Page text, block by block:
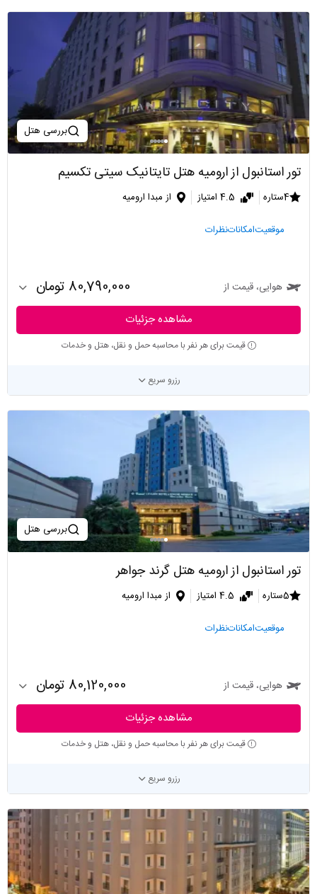
بررسی هتل
تور استانبول از ارومیه هتل تایتانیک سیتی تکسیم
4ستاره 4.5 امتیاز از مبدا ارومیه
موقعیتامکاناتنظرات
هوایی، قیمت از 80,790,000 تومان
مشاهده جزئیات
قیمت برای هر نفر با محاسبه حمل و نقل، هتل و خدمات
رزرو سریع
بررسی هتل
تور استانبول از ارومیه هتل گرند جواهر
5ستاره 4.5 امتیاز از مبدا ارومیه
موقعیتامکاناتنظرات
هوایی، قیمت از 80,120,000 تومان
مشاهده جزئیات
قیمت برای هر نفر با محاسبه حمل و نقل، هتل و خدمات
رزرو سریع